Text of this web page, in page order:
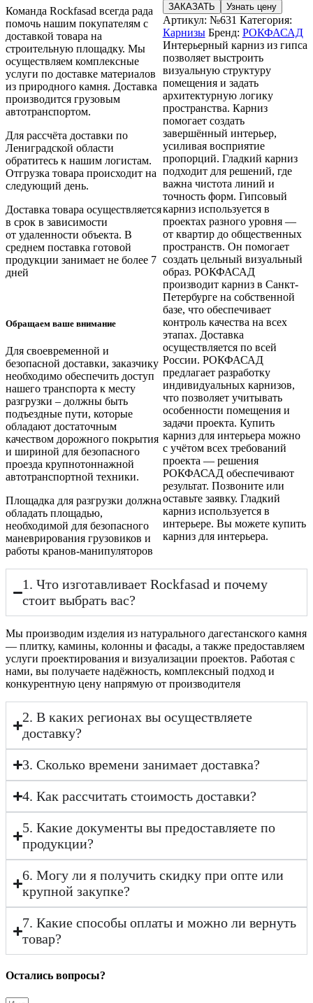
ЗАКАЗАТЬ Узнать цену
Артикул: №631 Категория:
Карнизы Бренд: РОКФАСАД
Интерьерный карниз из гипса
позволяет выстроить
визуальную структуру
помещения и задать
архитектурную логику
пространства. Карниз
помогает создать
завершённый интерьер,
усиливая восприятие
пропорций. Гладкий карниз
подходит для решений, где
важна чистота линий и
точность форм. Гипсовый
карниз используется в
проектах разного уровня —
от квартир до общественных
пространств. Он помогает
создать цельный визуальный
образ. РОКФАСАД
производит карниз в Санкт-
Петербурге на собственной
базе, что обеспечивает
контроль качества на всех
этапах. Доставка
осуществляется по всей
России. РОКФАСАД
предлагает разработку
индивидуальных карнизов,
что позволяет учитывать
особенности помещения и
задачи проекта. Купить
карниз для интерьера можно
с учётом всех требований
проекта — решения
РОКФАСАД обеспечивают
результат. Позвоните или
оставьте заявку. Гладкий
карниз используется в
интерьере. Вы можете купить
карниз для интерьера.
Команда Rockfasad всегда рада
помочь нашим покупателям с
доставкой товара на
строительную площадку. Мы
осуществляем комплексные
услуги по доставке материалов
из природного камня. Доставка
производится грузовым
автотранспортом.
Для рассчёта доставки по
Лениградской области
обратитесь к нашим логистам.
Отгрузка товара происходит на
следующий день.
Доставка товара осуществляется
в срок в зависимости
от удаленности объекта. В
среднем поставка готовой
продукции занимает не более 7
дней
Обращаем ваше внимание
Для своевременной и
безопасной доставки, заказчику
необходимо обеспечить доступ
нашего транспорта к месту
разгрузки – должны быть
подъездные пути, которые
обладают достаточным
качеством дорожного покрытия
и шириной для безопасного
проезда крупнотоннажной
автотранспортной техники.
Площадка для разгрузки должна
обладать площадью,
необходимой для безопасного
маневрирования грузовиков и
работы кранов-манипуляторов
1. Что изготавливает Rockfasad и почему
стоит выбрать вас?
Мы производим изделия из натурального дагестанского камня
— плитку, камины, колонны и фасады, а также предоставляем
услуги проектирования и визуализации проектов. Работая с
нами, вы получаете надёжность, комплексный подход и
конкурентную цену напрямую от производителя
2. В каких регионах вы осуществляете
доставку?
3. Сколько времени занимает доставка?
4. Как рассчитать стоимость доставки?
5. Какие документы вы предоставляете по
продукции?
6. Могу ли я получить скидку при опте или
крупной закупке?
7. Какие способы оплаты и можно ли вернуть
товар?
Остались вопросы?